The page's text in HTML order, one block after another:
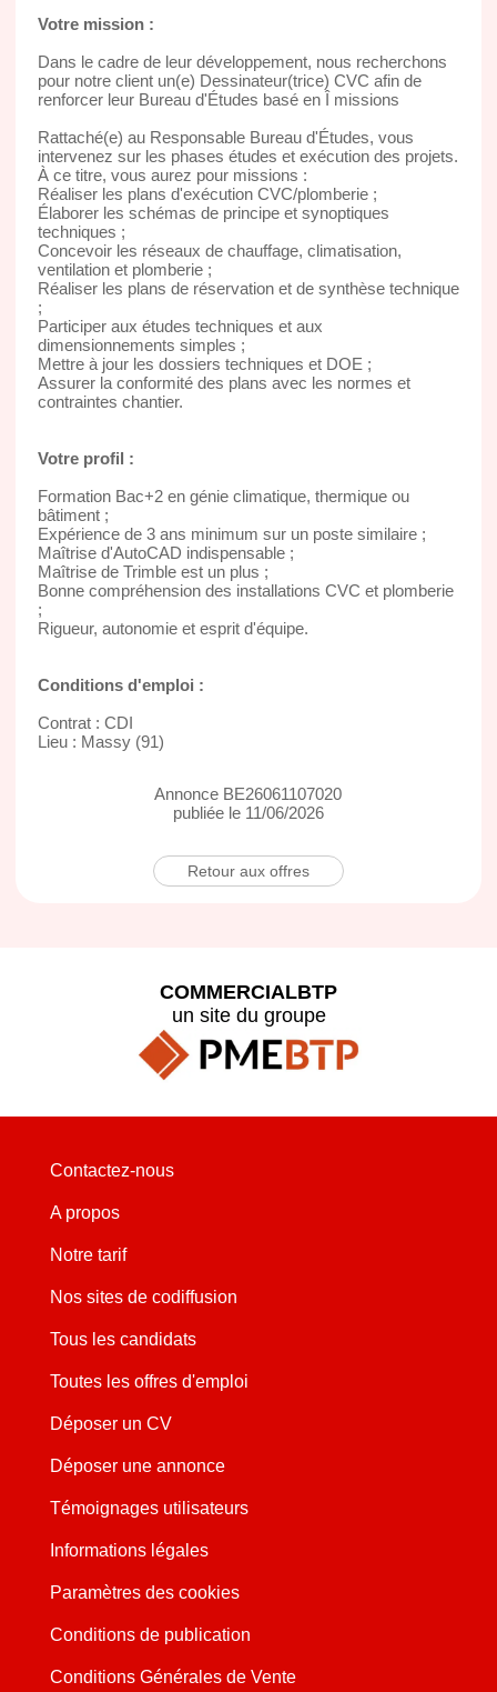
Votre mission :
Dans le cadre de leur développement, nous recherchons
pour notre client un(e) Dessinateur(trice) CVC afin de
renforcer leur Bureau d'Études basé en Î missions
Rattaché(e) au Responsable Bureau d'Études, vous
intervenez sur les phases études et exécution des projets.
À ce titre, vous aurez pour missions :
Réaliser les plans d'exécution CVC/plomberie ;
Élaborer les schémas de principe et synoptiques
techniques ;
Concevoir les réseaux de chauffage, climatisation,
ventilation et plomberie ;
Réaliser les plans de réservation et de synthèse technique
;
Participer aux études techniques et aux
dimensionnements simples ;
Mettre à jour les dossiers techniques et DOE ;
Assurer la conformité des plans avec les normes et
contraintes chantier.
Votre profil :
Formation Bac+2 en génie climatique, thermique ou
bâtiment ;
Expérience de 3 ans minimum sur un poste similaire ;
Maîtrise d'AutoCAD indispensable ;
Maîtrise de Trimble est un plus ;
Bonne compréhension des installations CVC et plomberie
;
Rigueur, autonomie et esprit d'équipe.
Conditions d'emploi :
Contrat : CDI
Lieu : Massy (91)
Annonce BE26061107020
publiée le 11/06/2026
Retour aux offres
COMMERCIALBTP
un site du groupe
Contactez-nous
A propos
Notre tarif
Nos sites de codiffusion
Tous les candidats
Toutes les offres d'emploi
Déposer un CV
Déposer une annonce
Témoignages utilisateurs
Informations légales
Paramètres des cookies
Conditions de publication
Conditions Générales de Vente